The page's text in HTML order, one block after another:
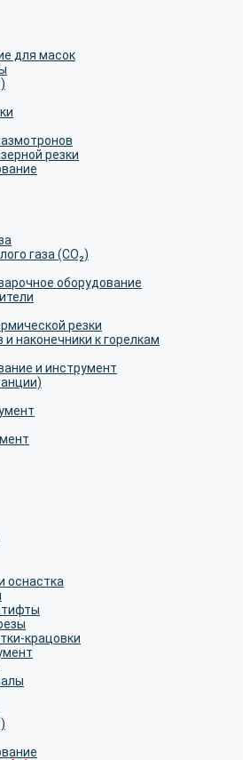
для масок
резки
газа (CO₂)
оборудование
резки
наконечники к горелкам
и инструмент
оснастка
крацовки